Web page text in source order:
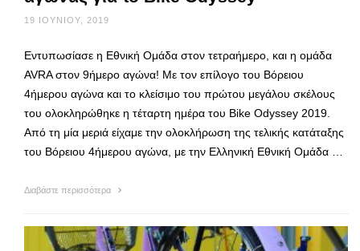
19 ΙΟΥΝΊΟΥ, 2019
Εντυπωσίασε η Εθνική Ομάδα στον τετραήμερο, και η ομάδα
AVRA στον 9ήμερο αγώνα! Με τον επίλογο του Βόρειου
4ήμερου αγώνα και το κλείσιμο του πρώτου μεγάλου σκέλους
του ολοκληρώθηκε η τέταρτη ημέρα του Bike Odyssey 2019.
Από τη μία μεριά είχαμε την ολοκλήρωση της τελικής κατάταξης
του Βόρειου 4ήμερου αγώνα, με την Ελληνική Εθνική Ομάδα …
Διαβάστε περισσότερα